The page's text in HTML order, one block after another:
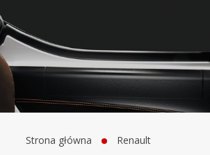
Strona główna Renault